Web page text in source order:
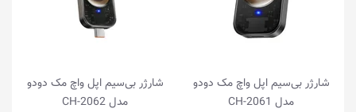
شارژر بی‌سیم اپل واچ مک دودو
مدل CH-2061
شارژر بی‌سیم اپل واچ مک دودو
مدل CH-2062